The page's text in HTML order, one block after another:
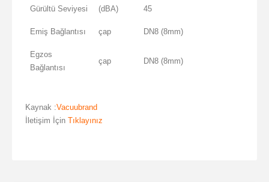
Gürültü Seviyesi (dBA) 45
Emiş Bağlantısı çap DN8 (8mm)
Egzos
Bağlantısı
çap DN8 (8mm)
Kaynak :Vacuubrand
İletişim İçin Tıklayınız